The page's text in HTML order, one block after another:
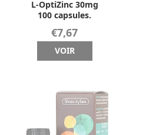
L-OptiZinc 30mg
100 capsules.
€7,67
VOIR